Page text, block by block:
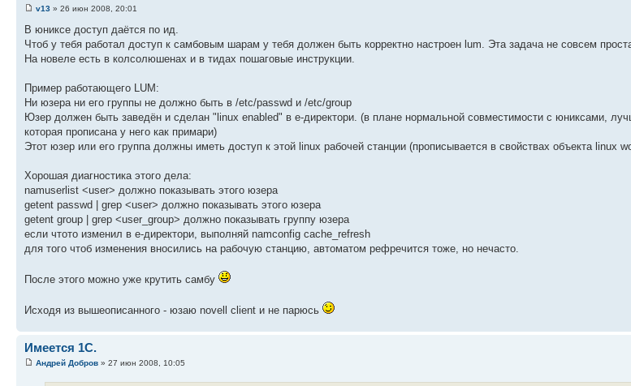
v13 » 26 июн 2008, 20:01
В юниксе доступ даётся по ид.
Чтоб у тебя работал доступ к самбовым шарам у тебя должен быть корректно настроен lum. Эта задача не совсем
На новеле есть в колсолюшенах и в тидах пошаговые инструкции.
Пример работающего LUM:
Ни юзера ни его группы не должно быть в /etc/passwd и /etc/group
Юзер должен быть заведён и сделан "linux enabled" в е-директори. (в плане нормальной совместимости с юниксами,
которая прописана у него как примари)
Этот юзер или его группа должны иметь доступ к этой linux рабочей станции (прописывается в свойствах объекта linux
Хорошая диагностика этого дела:
namuserlist <user> должно показывать этого юзера
getent passwd | grep <user> должно показывать этого юзера
getent group | grep <user_group> должно показывать группу юзера
если чтото изменил в е-директори, выполняй namconfig cache_refresh
для того чтоб изменения вносились на рабочую станцию, автоматом рефречится тоже, но нечасто.
После этого можно уже крутить самбу
Исходя из вышеописанного - юзаю novell client и не парюсь
Имеется 1С.
Андрей Добров » 27 июн 2008, 10:05